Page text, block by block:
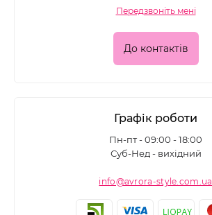
Передзвоніть мені
До контактів
Графік роботи
Пн-пт - 09:00 - 18:00
Суб-Нед - вихідний
info@avrora-style.com.ua